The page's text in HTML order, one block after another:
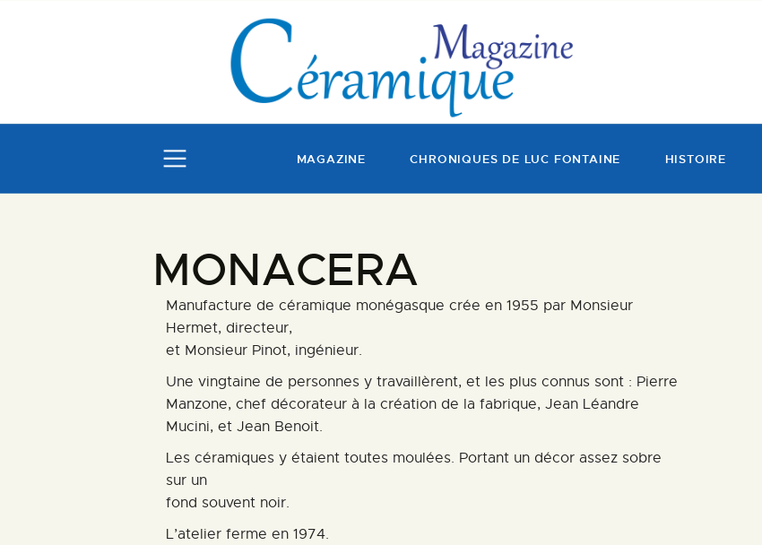
MAGAZINE CHRONIQUES DE LUC FONTAINE HISTOIRE
MAGAZINE
CHRONIQUES DE LUC
FONTAINE
HISTOIRE
GALERIES
MARCHANDES
CONTACT
ESPACE PRO
MONACERA
Manufacture de céramique monégasque crée en 1955 par Monsieur
Hermet, directeur,
et Monsieur Pinot, ingénieur.
Une vingtaine de personnes y travaillèrent, et les plus connus sont : Pierre
Manzone, chef décorateur à la création de la fabrique, Jean Léandre
Mucini, et Jean Benoit.
Les céramiques y étaient toutes moulées. Portant un décor assez sobre
sur un
fond souvent noir.
L’atelier ferme en 1974.